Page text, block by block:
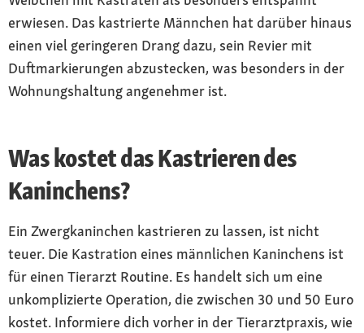
erwiesen. Das kastrierte Männchen hat darüber hinaus
einen viel geringeren Drang dazu, sein Revier mit
Duftmarkierungen abzustecken, was besonders in der
Wohnungshaltung angenehmer ist.
Was kostet das Kastrieren des
Kaninchens?
Ein Zwergkaninchen kastrieren zu lassen, ist nicht
teuer. Die Kastration eines männlichen Kaninchens ist
für einen Tierarzt Routine. Es handelt sich um eine
unkomplizierte Operation, die zwischen 30 und 50 Euro
kostet. Informiere dich vorher in der Tierarztpraxis, wie